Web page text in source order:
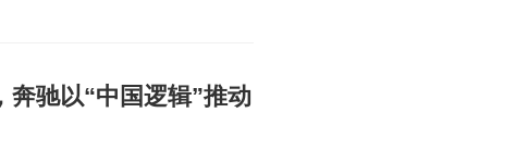
驰以“中国逻辑”推动